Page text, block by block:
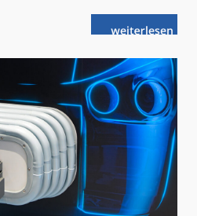
weiterlese
nStadler: